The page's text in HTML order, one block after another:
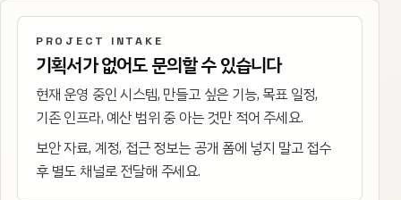
PROJECT INTAKE
기획서가 없어도 문의할 수 있습니다
현재 운영 중인 시스템, 만들고 싶은 기능, 목표 일정,
기존 인프라, 예산 범위 중 아는 것만 적어 주세요.
보안 자료, 계정, 접근 정보는 공개 폼에 넣지 말고 접수
후 별도 채널로 전달해 주세요.